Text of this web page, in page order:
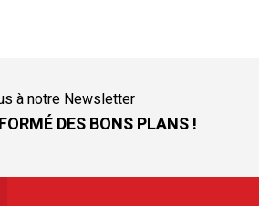
à notre Newsletter
DES BONS PLANS !